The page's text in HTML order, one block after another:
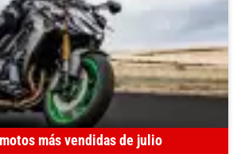
más vendidas de julio